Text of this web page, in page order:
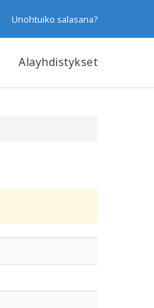
Unohtuiko salasana?
Alayhdistykset